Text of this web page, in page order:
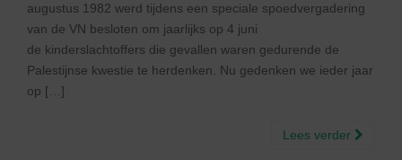
augustus 1982 werd tijdens een speciale spoedvergadering
van de VN besloten om jaarlijks op 4 juni
de kinderslachtoffers die gevallen waren gedurende de
Palestijnse kwestie te herdenken. Nu gedenken we ieder jaar
op […]
Lees verder